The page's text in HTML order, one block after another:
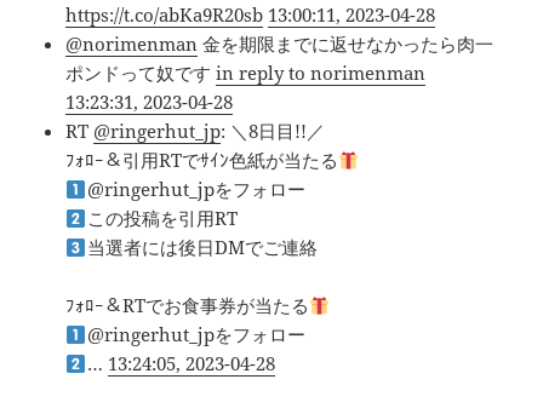
https://t.co/abKa9R20sb 13:00:11, 2023-04-28
@norimenman 金を期限までに返せなかったら肉一
ポンドって奴ですin reply to norimenman
13:23:31, 2023-04-28
RT @ringerhut_jp: ＼8日目!!／
ﾌｫﾛｰ＆引用RTでｻｲﾝ色紙が当たる
@ringerhut_jpをフォロー
この投稿を引用RT
当選者には後日DMでご連絡
ﾌｫﾛｰ＆RTでお食事券が当たる
@ringerhut_jpをフォロー
… 13:24:05, 2023-04-28